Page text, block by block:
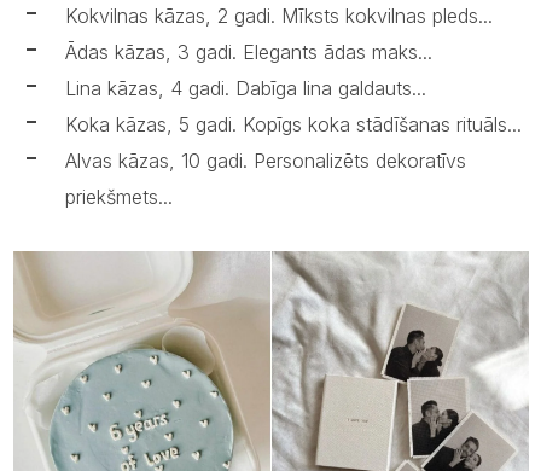
Kokvilnas kāzas, 2 gadi. Mīksts kokvilnas pleds...
Ādas kāzas, 3 gadi. Elegants ādas maks...
Lina kāzas, 4 gadi. Dabīga lina galdauts...
Koka kāzas, 5 gadi. Kopīgs koka stādīšanas rituāls...
Alvas kāzas, 10 gadi. Personalizēts dekoratīvs
priekšmets...